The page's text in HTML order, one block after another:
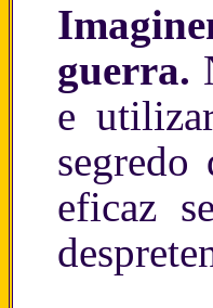
guerra.
e
segredo
eficaz